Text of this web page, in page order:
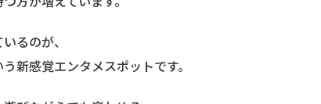
るのが、
新感覚エンタメスポットです。